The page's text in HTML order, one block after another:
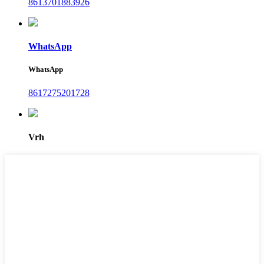
8613701883926
WhatsApp
WhatsApp
8617275201728
Vrh